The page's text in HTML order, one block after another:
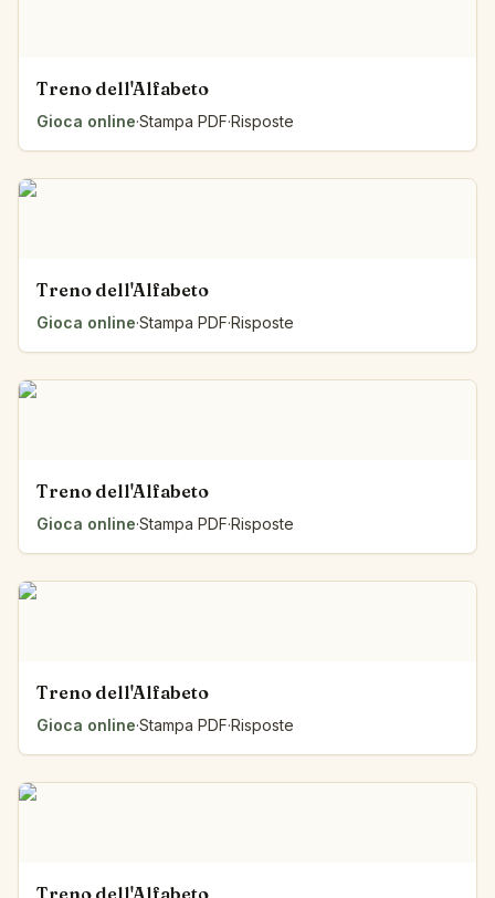
Treno dell'Alfabeto
Gioca online·Stampa PDF·Risposte
Treno dell'Alfabeto
Gioca online·Stampa PDF·Risposte
Treno dell'Alfabeto
Gioca online·Stampa PDF·Risposte
Treno dell'Alfabeto
Gioca online·Stampa PDF·Risposte
Treno dell'Alfabeto